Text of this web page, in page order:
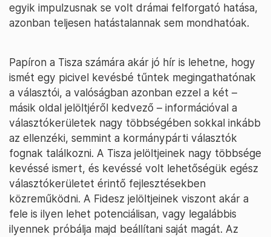
egyik impulzusnak se volt drámai felforgató hatása,
azonban teljesen hatástalannak sem mondhatóak.
Papíron a Tisza számára akár jó hír is lehetne, hogy
ismét egy picivel kevésbé tűntek megingathatónak
a választói, a valóságban azonban ezzel a két –
másik oldal jelöltjéről kedvező – információval a
választókerületek nagy többségében sokkal inkább
az ellenzéki, semmint a kormánypárti választók
fognak találkozni. A Tisza jelöltjeinek nagy többsége
kevéssé ismert, és kevéssé volt lehetőségük egész
választókerületet érintő fejlesztésekben
közreműködni. A Fidesz jelöltjeinek viszont akár a
fele is ilyen lehet potenciálisan, vagy legalábbis
ilyennek próbálja majd beállítani saját magát. Az